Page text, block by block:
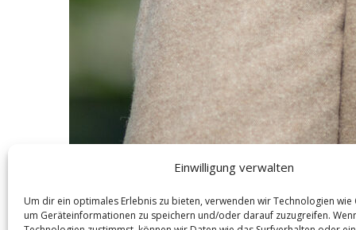
Einwilligung verwalten
Um dir ein optimales Erlebnis zu bieten, verwenden wir Technologien wie
um Geräteinformationen zu speichern und/oder darauf zuzugreifen.